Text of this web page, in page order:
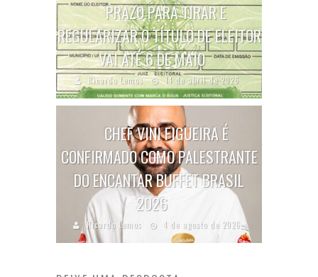
PRAZO PARA TIRAR E
REGULARIZAR O TÍTULO DE ELEITOR
VAI ATÉ 6 DE MAIO
Ricardo Lemos 14 de abril de 2026
CHEF VINI FIGUEIRA É
CONFIRMADO COMO PALESTRANTE
DO ENCANTAR BUFFET BRASIL
2026
Ricardo Lemos 4 de agosto de 2026